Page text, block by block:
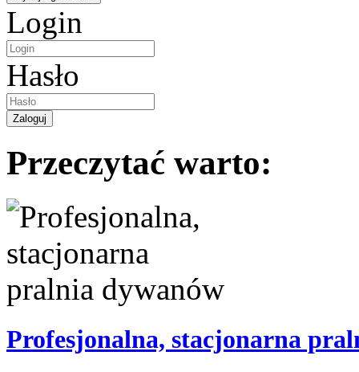
Login
Hasło
Przeczytać warto:
Profesjonalna, stacjonarna